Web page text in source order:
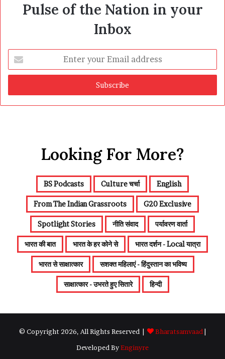
Pulse of the Nation in your
Inbox
your
Email
Looking For More?
BS Podcasts Culture चर्चा English
From The Indian Grassroots G20 Exclusive
Spotlight Stories नीति संवाद पर्यावरण वार्ता
भारत की बात भारत के हर कोने से भारत दर्शन - Local यात्रा
भारत से साक्षात्कार सशक्त महिलाएं - हिंदुस्तान का भविष्य
साक्षात्कार - उभरते हुए सितारे हिन्दी
© Copyright 2026, All Rights Reserved | Bharatsamvaad|
Developed ByEnginyre